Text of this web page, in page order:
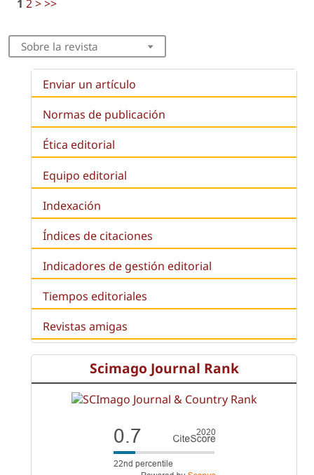
1 2>>>
Sobre la revista
Enviar un artículo
Normas de publicación
Ética editorial
Equipo editorial
Indexación
Índices de citaciones
Indicadores de gestión editorial
Tiempos editoriales
Revistas amigas
Scimago Journal Rank